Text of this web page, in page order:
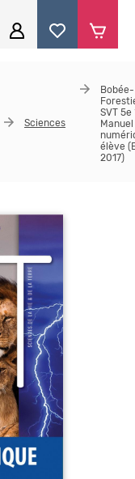
oublié
Sciences
Bobée-
SVT 5e
Manuel
élève
2017)